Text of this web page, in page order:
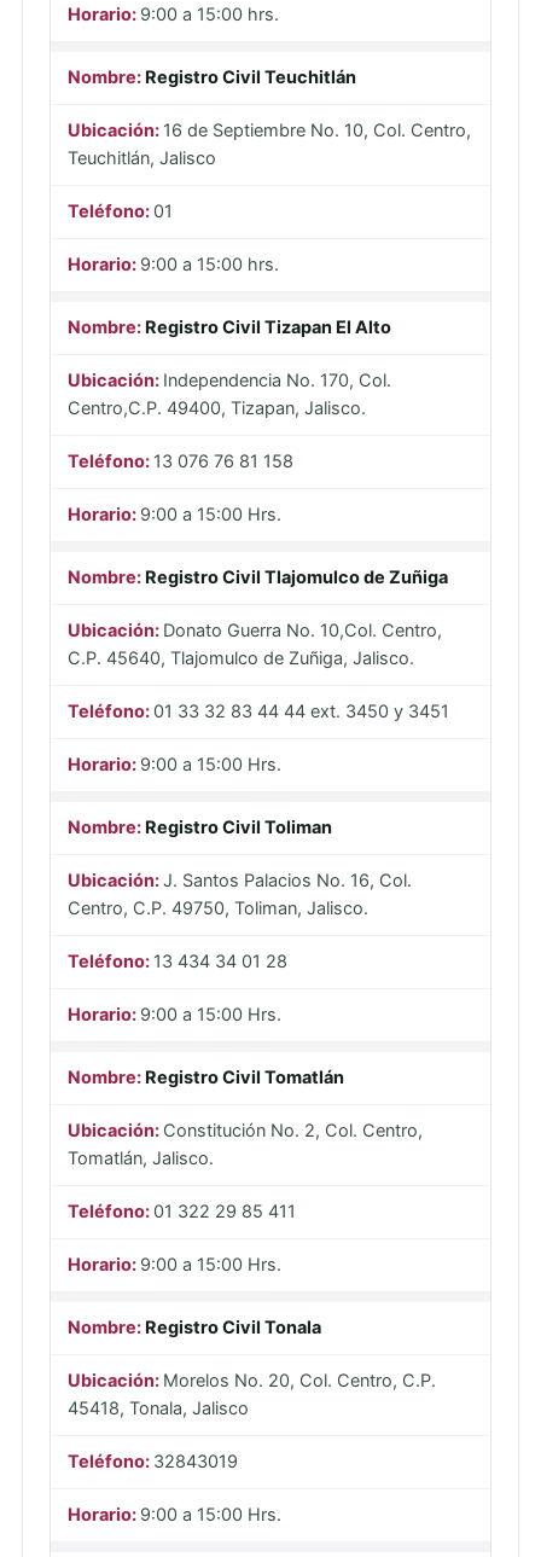
9:00 a 15:00 hrs.
Registro Civil Teuchitlán
16 de Septiembre No. 10, Col. Centro,
Teuchitlán, Jalisco
01
9:00 a 15:00 hrs.
Registro Civil Tizapan El Alto
Independencia No. 170, Col.
Centro,C.P. 49400, Tizapan, Jalisco.
13 076 76 81 158
9:00 a 15:00 Hrs.
Registro Civil Tlajomulco de Zuñiga
Donato Guerra No. 10,Col. Centro,
C.P. 45640, Tlajomulco de Zuñiga, Jalisco.
01 33 32 83 44 44 ext. 3450 y 3451
9:00 a 15:00 Hrs.
Registro Civil Toliman
J. Santos Palacios No. 16, Col.
Centro, C.P. 49750, Toliman, Jalisco.
13 434 34 01 28
9:00 a 15:00 Hrs.
Registro Civil Tomatlán
Constitución No. 2, Col. Centro,
Tomatlán, Jalisco.
01 322 29 85 411
9:00 a 15:00 Hrs.
Registro Civil Tonala
Morelos No. 20, Col. Centro, C.P.
45418, Tonala, Jalisco
32843019
9:00 a 15:00 Hrs.